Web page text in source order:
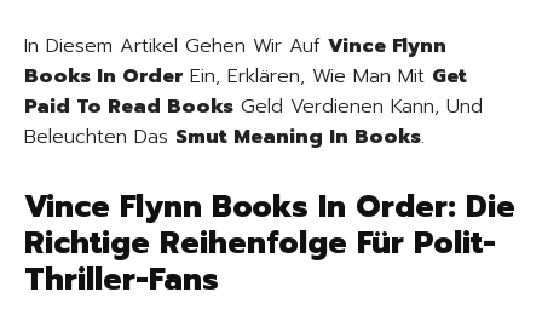
In Diesem Artikel Gehen Wir Auf Vince Flynn
Books In Order Ein, Erklären, Wie Man Mit Get
Paid To Read Books Geld Verdienen Kann, Und
Beleuchten Das Smut Meaning In Books.
Vince Flynn Books In Order: Die
Richtige Reihenfolge Für Polit-
Thriller-Fans